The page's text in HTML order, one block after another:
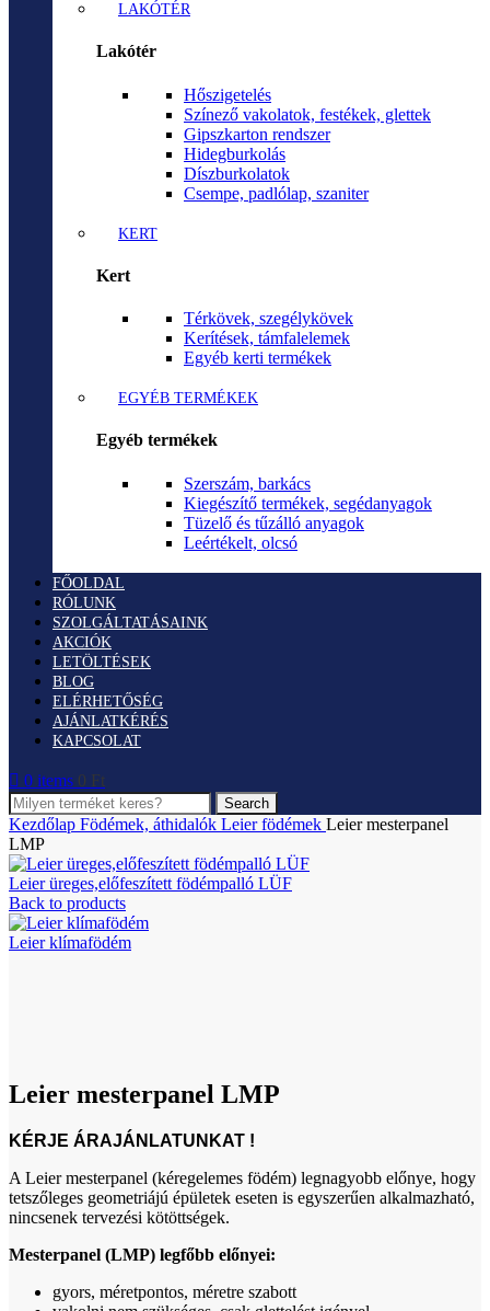
LAKÓTÉR
Lakótér
Hőszigetelés
Színező vakolatok, festékek, glettek
Gipszkarton rendszer
Hidegburkolás
Díszburkolatok
Csempe, padlólap, szaniter
KERT
Kert
Térkövek, szegélykövek
Kerítések, támfalelemek
Egyéb kerti termékek
EGYÉB TERMÉKEK
Egyéb termékek
Szerszám, barkács
Kiegészítő termékek, segédanyagok
Tüzelő és tűzálló anyagok
Leértékelt, olcsó
FŐOLDAL
RÓLUNK
SZOLGÁLTATÁSAINK
AKCIÓK
LETÖLTÉSEK
BLOG
ELÉRHETŐSÉG
AJÁNLATKÉRÉS
KAPCSOLAT
0 items 0 Ft
Search
Kezdőlap Födémek, áthidalók Leier födémek Leier mesterpanel
LMP
Leier üreges,előfeszített födémpalló LÜF
Back to products
Leier klímafödém
Leier mesterpanel LMP
KÉRJE ÁRAJÁNLATUNKAT !
A Leier mesterpanel (kéregelemes födém) legnagyobb előnye, hogy
tetszőleges geometriájú épületek eseten is egyszerűen alkalmazható,
nincsenek tervezési kötöttségek.
Mesterpanel (LMP) legfőbb előnyei:
gyors, méretpontos, méretre szabott